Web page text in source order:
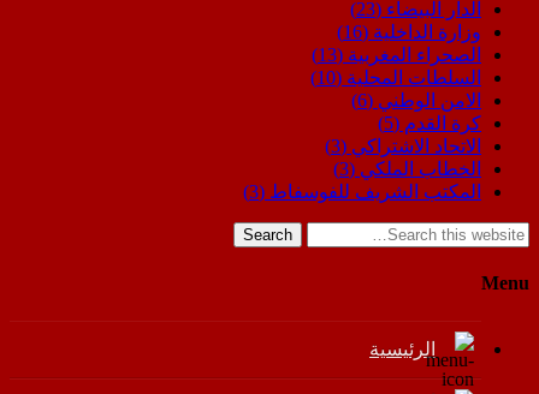
الدار البيضاء (23)
وزارة الداخلية (16)
الصحراء المغربية (13)
السلطات المحلية (10)
الامن الوطني (6)
كرة القدم (5)
الاتحاد الاشتراكي (3)
الخطاب الملكي (3)
المكتب الشريف للفوسفاط (3)
Search
Menu
الرئيسية